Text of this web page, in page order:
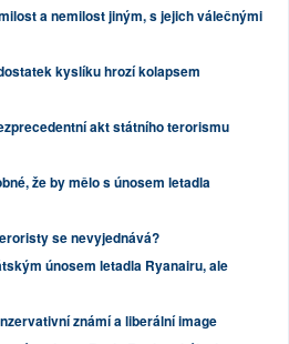
a nemilost jiným, s jejich válečnými
kyslíku hrozí kolapsem
akt státního terorismu
že by mělo s únosem letadla
se nevyjednává?
únosem letadla Ryanairu, ale
známí a liberální image